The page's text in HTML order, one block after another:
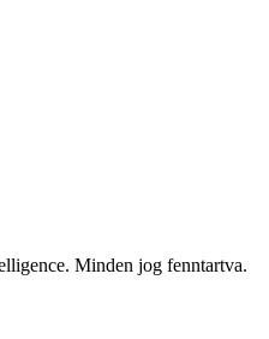
Minden jog fenntartva.